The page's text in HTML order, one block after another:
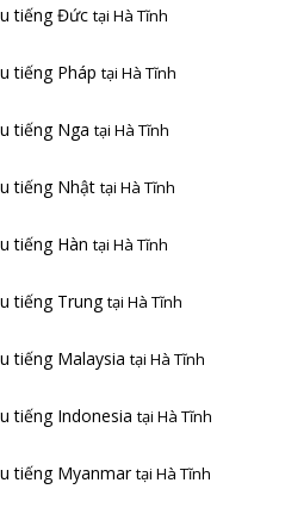
tiếng Đức tại Hà Tĩnh
tiếng Pháp tại Hà Tĩnh
tiếng Nga tại Hà Tĩnh
tiếng Nhật tại Hà Tĩnh
tiếng Hàn tại Hà Tĩnh
tiếng Trungtại Hà Tĩnh
tiếng Malaysia tại Hà Tĩnh
tiếng Indonesia tại Hà Tĩnh
tiếng Myanmartại Hà Tĩnh